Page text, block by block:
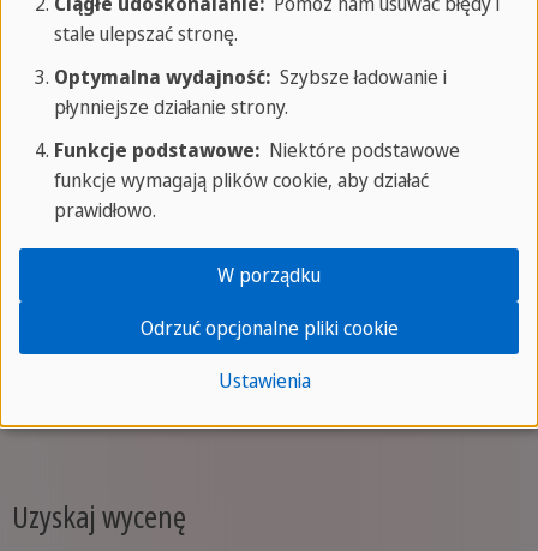
Nadzór
Nasi oddani Teamerzy zapewniają całodobowy
nadzór, gwarantując bezpieczeństwo i wsparcie
przez cały czas.
Pod koniec pobytu otrzymasz oficjalny certyfikat
SPRACHCAFFE, potwierdzający Twoje osiągnięcia i
Uzyskaj wycenę
stale ulepszać stronę.
Optymalna wydajność:Szybsze ładowanie i
płynniejsze działanie strony.
Funkcje podstawowe:Niektóre podstawowe
funkcje wymagają plików cookie, aby działać
prawidłowo.
Ustawienia
Odrzuć opcjonalne pliki cookie
W porządku